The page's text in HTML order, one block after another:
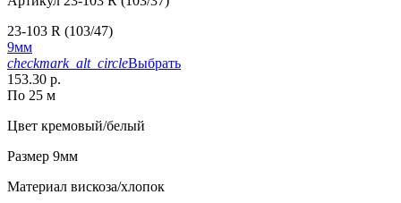
23-103 R (103/47)
9мм
checkmark_alt_circleВыбрать
153.30 р.
По 25 м
Цвет кремовый/белый
Размер 9мм
Материал вискоза/хлопок